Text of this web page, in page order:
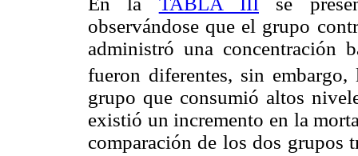
observándose que el grupo
administró una concentración
fueron diferentes, sin
grupo que consumió altos
existió un incremento en la
comparación de los dos grupos